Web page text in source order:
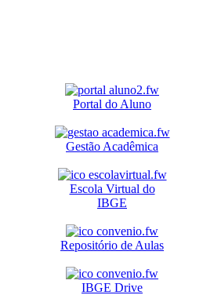
Portal do Aluno
Gestão Acadêmica
Escola Virtual do
IBGE
Repositório de Aulas
IBGE Drive